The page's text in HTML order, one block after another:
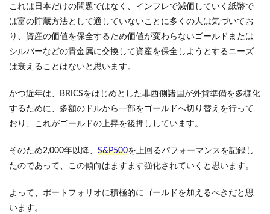
これは日本だけの問題ではなく、インフレで減価していく紙幣で
は富の貯蔵方法として適していないことに多くの人は気づいてお
り、資産の価値を保全するため価値が変わらないゴールドまたは
シルバーなどの貴金属に交換して資産を保全しようとするニーズ
は衰えることはないと思います。
かつ近年は、BRICSをはじめとした非西側諸国が外貨準備を多様化
するために、多額のドルから一部をゴールドへ切り替えを行って
おり、これがゴールドの上昇を後押ししています。
そのため2,000年以降、 S&P500を上回るパフォーマンスを記録し
たのであって、この傾向はますます強化されていくと思います。
よって、ポートフォリオに積極的にゴールドを加えるべきだと思
います。